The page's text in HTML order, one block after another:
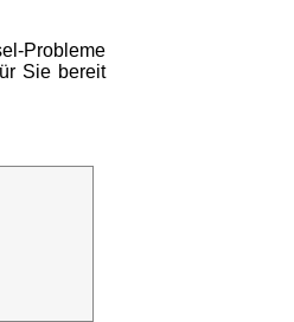
Probleme
Sie bereit